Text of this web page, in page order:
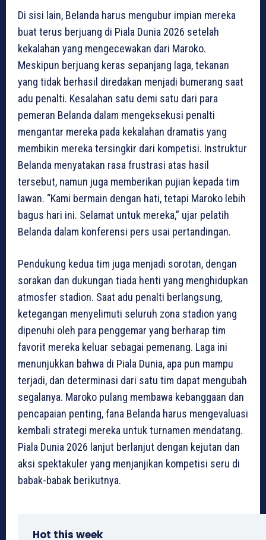
Di sisi lain, Belanda harus mengubur impian mereka
buat terus berjuang di Piala Dunia 2026 setelah
kekalahan yang mengecewakan dari Maroko.
Meskipun berjuang keras sepanjang laga, tekanan
yang tidak berhasil diredakan menjadi bumerang saat
adu penalti. Kesalahan satu demi satu dari para
pemeran Belanda dalam mengeksekusi penalti
mengantar mereka pada kekalahan dramatis yang
membikin mereka tersingkir dari kompetisi. Instruktur
Belanda menyatakan rasa frustrasi atas hasil
tersebut, namun juga memberikan pujian kepada tim
lawan. “Kami bermain dengan hati, tetapi Maroko lebih
bagus hari ini. Selamat untuk mereka,” ujar pelatih
Belanda dalam konferensi pers usai pertandingan.
Pendukung kedua tim juga menjadi sorotan, dengan
sorakan dan dukungan tiada henti yang menghidupkan
atmosfer stadion. Saat adu penalti berlangsung,
ketegangan menyelimuti seluruh zona stadion yang
dipenuhi oleh para penggemar yang berharap tim
favorit mereka keluar sebagai pemenang. Laga ini
menunjukkan bahwa di Piala Dunia, apa pun mampu
terjadi, dan determinasi dari satu tim dapat mengubah
segalanya. Maroko pulang membawa kebanggaan dan
pencapaian penting, fana Belanda harus mengevaluasi
kembali strategi mereka untuk turnamen mendatang.
Piala Dunia 2026 lanjut berlanjut dengan kejutan dan
aksi spektakuler yang menjanjikan kompetisi seru di
babak-babak berikutnya.
Hot this week